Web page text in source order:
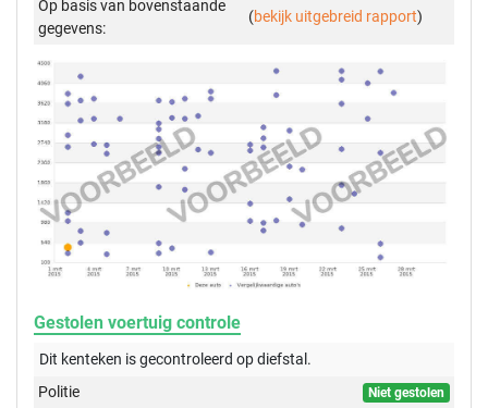
Op basis van bovenstaande
gegevens:
(bekijk uitgebreid rapport)
Gestolen voertuig controle
Dit kenteken is gecontroleerd opdiefstal.
Politie
Niet gestolen